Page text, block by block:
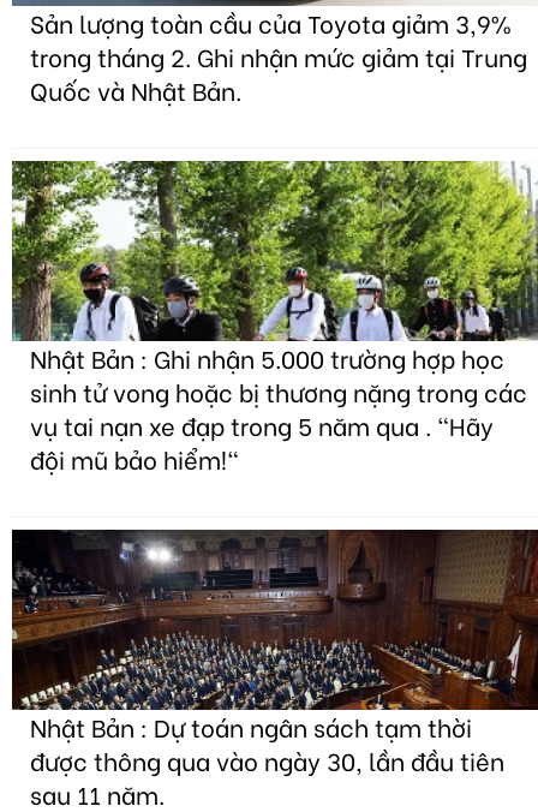
Sản lượng toàn cầu của Toyota giảm 3,9%
trong tháng 2. Ghi nhận mức giảm tại Trung
Quốc và Nhật Bản.
Nhật Bản : Ghi nhận 5.000 trường hợp học
sinh tử vong hoặc bị thương nặng trong các
vụ tai nạn xe đạp trong 5 năm qua . "Hãy
đội mũ bảo hiểm!"
Nhật Bản : Dự toán ngân sách tạm thời
được thông qua vào ngày 30, lần đầu tiên
sau 11 năm.